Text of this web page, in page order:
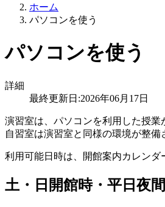
ホーム
パソコンを使う
パソコンを使う
詳細
最終更新日:2026年06月17日
演習室は、パソコンを利用した授業
自習室は演習室と同様の環境が整備
利用可能日時は、開館案内カレンダ
土・日開館時・平日夜